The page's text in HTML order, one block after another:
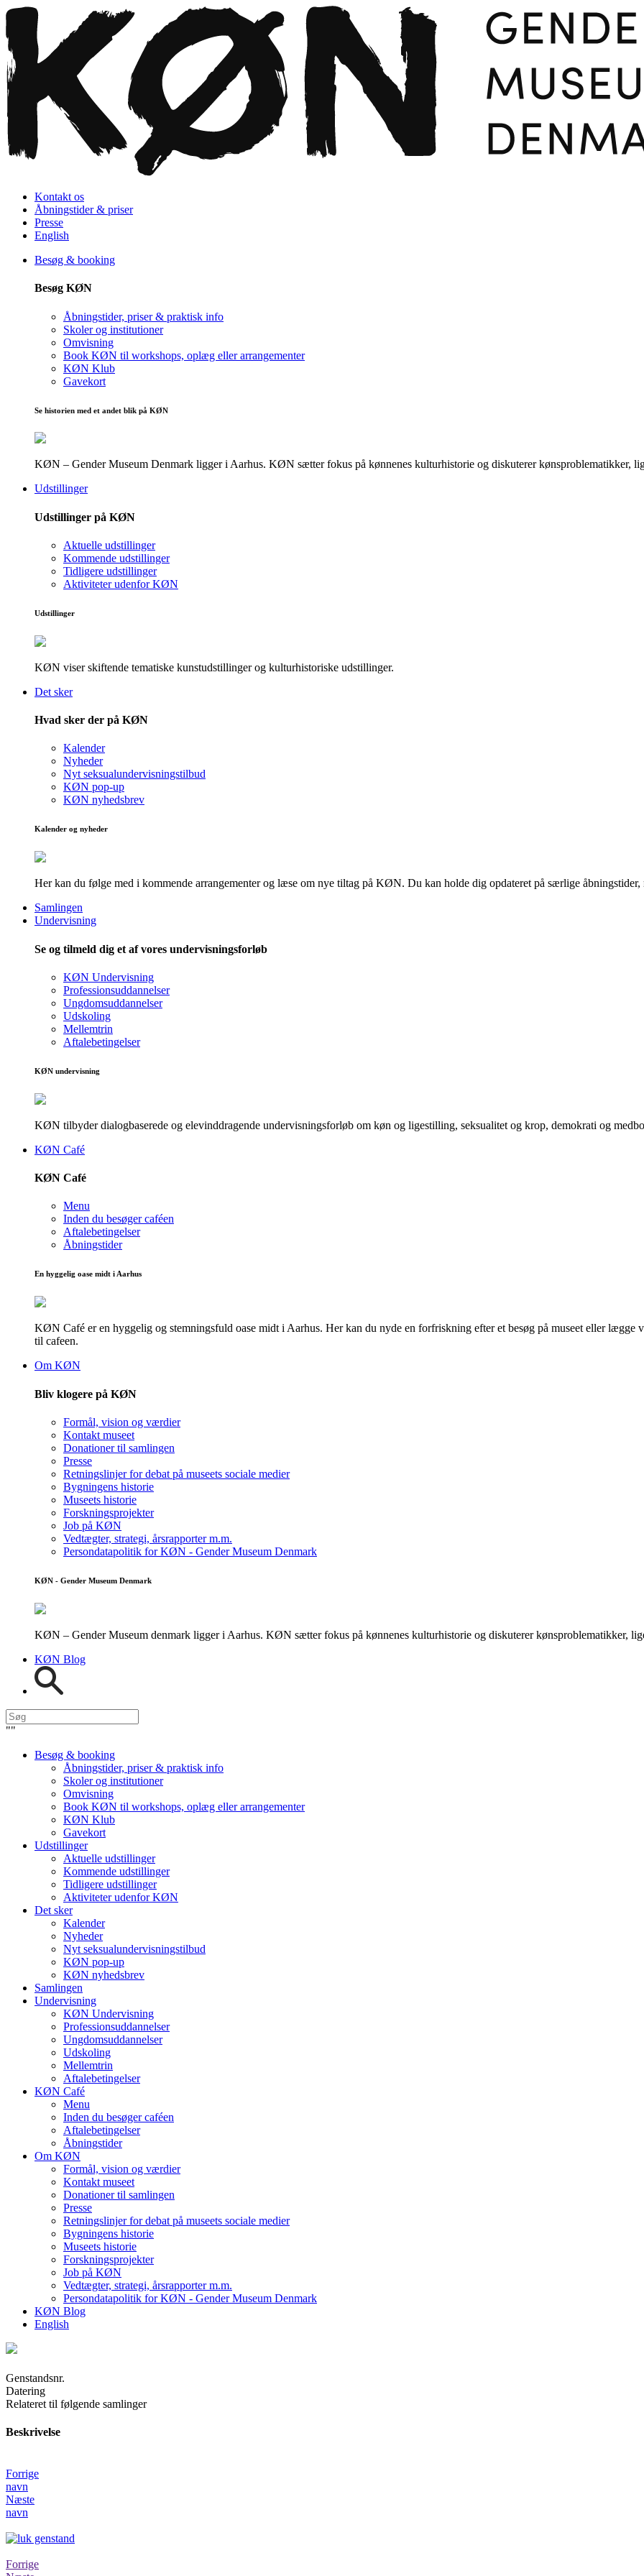
Kontakt os
Åbningstider & priser
Presse
English
Besøg & booking
Besøg KØN
Åbningstider, priser & praktisk info
Skoler og institutioner
Omvisning
Book KØN til workshops, oplæg eller arrangementer
KØN Klub
Gavekort
Se historien med et andet blik på KØN
KØN – Gender Museum Denmark ligger i Aarhus. KØN sætter fokus på kønnenes kulturhistorie og diskuterer kønsproblematikker,
Udstillinger
Udstillinger på KØN
Aktuelle udstillinger
Kommende udstillinger
Tidligere udstillinger
Aktiviteter udenfor KØN
Udstillinger
KØN viser skiftende tematiske kunstudstillinger og kulturhistoriske udstillinger.
Det sker
Hvad sker der på KØN
Kalender
Nyheder
Nyt seksualundervisningstilbud
KØN pop-up
KØN nyhedsbrev
Kalender og nyheder
Her kan du følge med i kommende arrangementer og læse om nye tiltag på KØN. Du kan holde dig opdateret på særlige åbningstider,
Samlingen
Undervisning
Se og tilmeld dig et af vores undervisningsforløb
KØN Undervisning
Professionsuddannelser
Ungdomsuddannelser
Udskoling
Mellemtrin
Aftalebetingelser
KØN undervisning
KØN tilbyder dialogbaserede og elevinddragende undervisningsforløb om køn og ligestilling, seksualitet og krop, demokrati og
KØN Café
KØN Café
Menu
Inden du besøger caféen
Aftalebetingelser
Åbningstider
En hyggelig oase midt i Aarhus
KØN Café er en hyggelig og stemningsfuld oase midt i Aarhus. Her kan du nyde en forfriskning efter et besøg på museet eller
til cafeen.
Om KØN
Bliv klogere på KØN
Formål, vision og værdier
Kontakt museet
Donationer til samlingen
Presse
Retningslinjer for debat på museets sociale medier
Bygningens historie
Museets historie
Forskningsprojekter
Job på KØN
Vedtægter, strategi, årsrapporter m.m.
Persondatapolitik for KØN - Gender Museum Denmark
KØN - Gender Museum Denmark
KØN – Gender Museum denmark ligger i Aarhus. KØN sætter fokus på kønnenes kulturhistorie og diskuterer kønsproblematikker,
KØN Blog
""
Besøg & booking
Åbningstider, priser & praktisk info
Skoler og institutioner
Omvisning
Book KØN til workshops, oplæg eller arrangementer
KØN Klub
Gavekort
Udstillinger
Aktuelle udstillinger
Kommende udstillinger
Tidligere udstillinger
Aktiviteter udenfor KØN
Det sker
Kalender
Nyheder
Nyt seksualundervisningstilbud
KØN pop-up
KØN nyhedsbrev
Samlingen
Undervisning
KØN Undervisning
Professionsuddannelser
Ungdomsuddannelser
Udskoling
Mellemtrin
Aftalebetingelser
KØN Café
Menu
Inden du besøger caféen
Aftalebetingelser
Åbningstider
Om KØN
Formål, vision og værdier
Kontakt museet
Donationer til samlingen
Presse
Retningslinjer for debat på museets sociale medier
Bygningens historie
Museets historie
Forskningsprojekter
Job på KØN
Vedtægter, strategi, årsrapporter m.m.
Persondatapolitik for KØN - Gender Museum Denmark
KØN Blog
English
Genstandsnr.
Datering
Relateret til følgende samlinger
Beskrivelse
Forrige
navn
Næste
navn
Forrige